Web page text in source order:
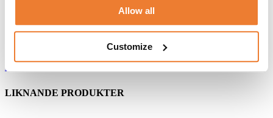
Allow all
Customize
Lägg till i varukorg
LIKNANDE PRODUKTER